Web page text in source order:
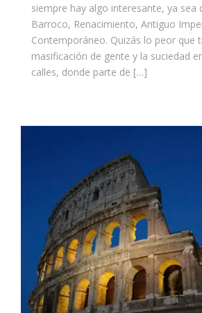
siempre hay algo interesante, ya sea
Barroco, Renacimiento, Antiguo
Contemporáneo. Quizás lo peor que
masificación de gente y la suciedad
calles, donde parte de […]